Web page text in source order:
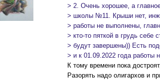
> 2. Очень хорошее, а
> школы №11. Крыши нет,
> работы не выполнены,
> кто-то пяткой в грудь себе
> будут завершены)) Есть
> и к 01.09.2022 года работы
К тому времени пока
Разорять надо олигархов и